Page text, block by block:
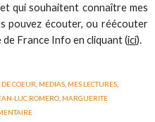
qui souhaitent connaître mes
pouvez écouter, ou réécouter
de France Info en cliquant (ici).
COEUR MEDIAS, MES LECTURES,
LUC ROMERO MARGUERITE